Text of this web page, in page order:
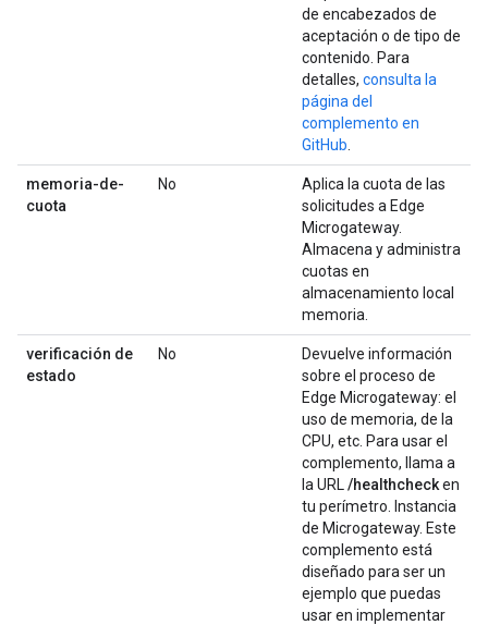
de encabezados de
aceptación o de tipo de
contenido. Para
detalles, consulta la
página del
complemento en
GitHub
memoria-de-
cuota
No
Aplica la cuota de las
solicitudes a Edge
Microgateway.
Almacena y administra
cuotas en
almacenamiento local
memoria.
verificación de
estado
No
Devuelve información
sobre el proceso de
Edge Microgateway: el
uso de memoria, de la
CPU, etc. Para usar el
complemento, llama a
la URL /healthchecken
tu perímetro. Instancia
de Microgateway. Este
complemento está
diseñado para ser un
ejemplo que puedas
usar en implementar